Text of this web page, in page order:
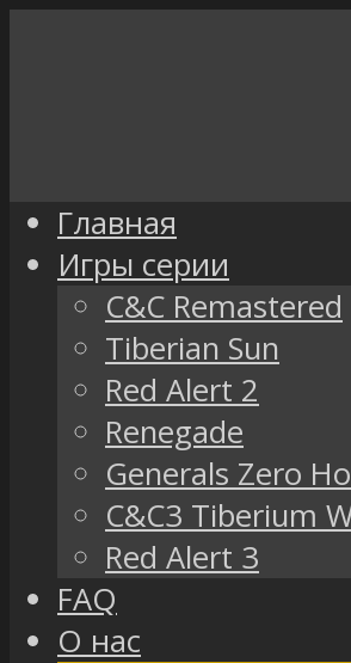
Главная
Игры серии
C&C Remastered
Tiberian Sun
Red Alert 2
Renegade
Generals Zero
C&C3 Tiberium
Red Alert 3
FAQ
О нас